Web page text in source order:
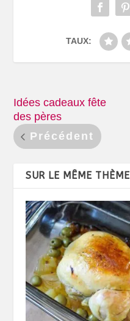
TAUX:
Idées cadeaux fête
des pères
Précédent
SUR LE MÊME THÈME